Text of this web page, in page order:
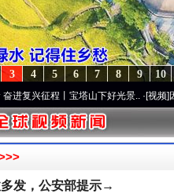
10
9
8
7
6
5
4
3
程丨宝塔山下好光景..·[视频]因党而生
发，公安部提示→